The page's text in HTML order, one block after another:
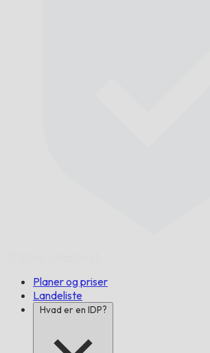
Planer og priser
Landeliste
Hvad er en IDP?